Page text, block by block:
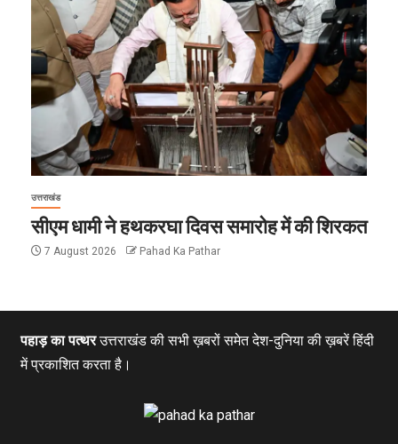
उत्तराखंड
सीएम धामी ने हथकरघा दिवस समारोह में की शिरकत
7 August 2026 Pahad Ka Pathar
पहाड़ का पत्थरउत्तराखंड की सभी ख़बरों समेत देश-दुनिया की ख़बरें हिंदी
में प्रकाशित करता है।